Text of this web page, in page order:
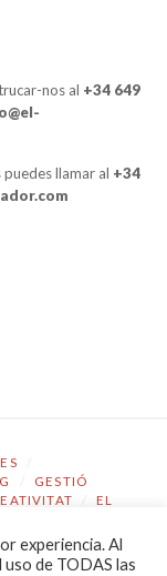
nos al +34 649
llamar al +34
GESTIÓ
/
EL
/ ECOLOGIA
/
experiencia. Al
de TODAS las